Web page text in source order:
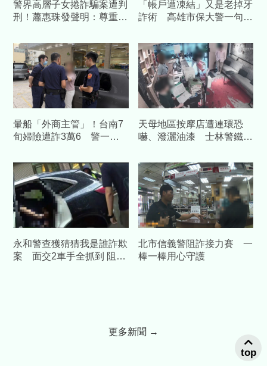
警界高層子女捲詐騙案遭判
刑！蕭惠珠發聲明：尊重判
「帳戶遭凍結」又是老掉牙
詐術 高雄市保大警一句話
暈船「外商主管」！台南7
旬婦險遭詐3萬6 警一通
天母地區按摩店遭連環恐
嚇、潑灑油漆 士林警鐵腕
永和警查獲猜猜我是誰詐欺
案 面交2車手全抓到 阻詐
北市信義警阻詐接力賽 一
棒一棒用心守護
更多新聞 →
top